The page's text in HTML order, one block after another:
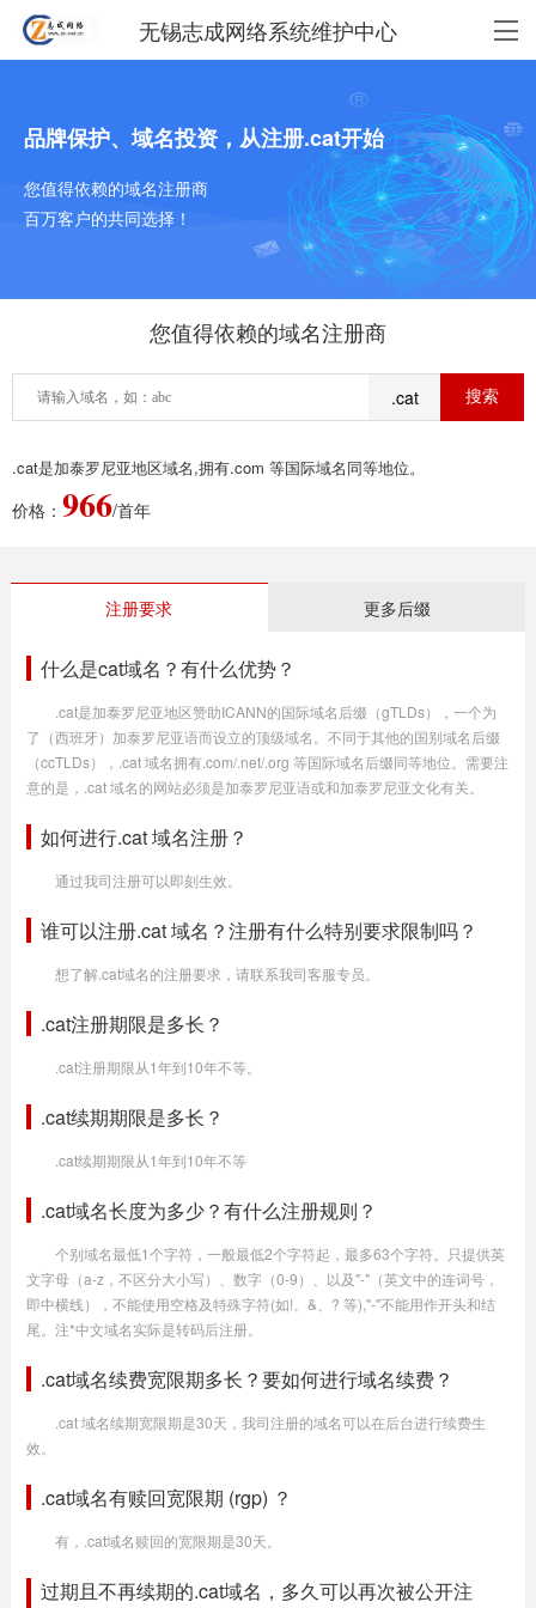
无锡志成网络系统维护中心
品牌保护、域名投资，从注册.cat开始
您值得依赖的域名注册商
百万客户的共同选择！
您值得依赖的域名注册商
.cat
.cat是加泰罗尼亚地区域名,拥有.com 等国际域名同等地位。
价格： 966/首年
注册要求 更多后缀
什么是cat域名？有什么优势？
.cat是加泰罗尼亚地区赞助ICANN的国际域名后缀（gTLDs），一个为
了（西班牙）加泰罗尼亚语而设立的顶级域名。不同于其他的国别域名后缀
（ccTLDs），.cat 域名拥有.com/.net/.org 等国际域名后缀同等地位。需要注
意的是，.cat 域名的网站必须是加泰罗尼亚语或和加泰罗尼亚文化有关。
如何进行.cat 域名注册？
通过我司注册可以即刻生效。
谁可以注册.cat 域名？注册有什么特别要求限制吗？
想了解.cat域名的注册要求，请联系我司客服专员。
.cat注册期限是多长？
.cat注册期限从1年到10年不等。
.cat续期期限是多长？
.cat续期期限从1年到10年不等
.cat域名长度为多少？有什么注册规则？
个别域名最低1个字符，一般最低2个字符起，最多63个字符。只提供英
文字母（a-z，不区分大小写）、数字（0-9）、以及"-"（英文中的连词号，
即中横线），不能使用空格及特殊字符(如!、&、? 等),"-"不能用作开头和结
尾。注*中文域名实际是转码后注册。
.cat域名续费宽限期多长？要如何进行域名续费？
.cat 域名续期宽限期是30天，我司注册的域名可以在后台进行续费生
效。
.cat域名有赎回宽限期 (rgp) ？
有，.cat域名赎回的宽限期是30天。
过期且不再续期的.cat域名，多久可以再次被公开注